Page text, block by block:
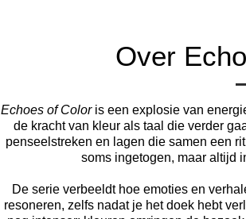
Over
Echoes of Coloris een explosie van
de kracht van kleur als taal die verder
penseelstreken en lagen die samen een
soms ingetogen, maar altijd
De serie verbeeldt hoe emoties en
resoneren, zelfs nadat je het doek hebt